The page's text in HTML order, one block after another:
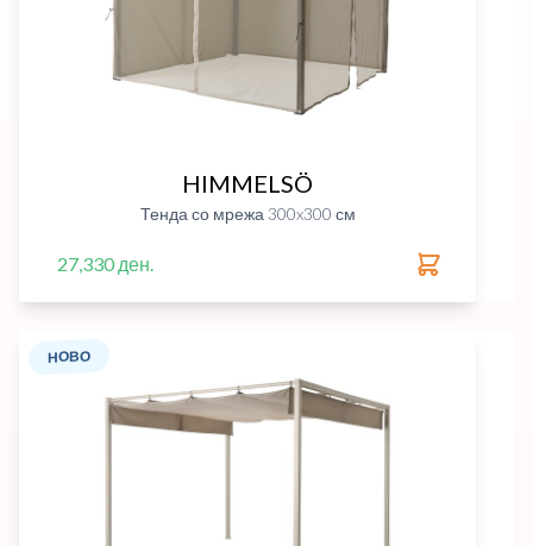
HIMMELSÖ
Тенда со мрежа 300x300 см
27,330 ден.
НОВО